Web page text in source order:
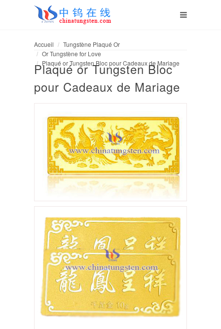
Accueil
Tungstène Plaqué Or
Or Tungstène for Love
Plaqué or Tungsten Bloc pour Cadeaux de Mariage
Plaqué or Tungsten Bloc
pour Cadeaux de Mariage